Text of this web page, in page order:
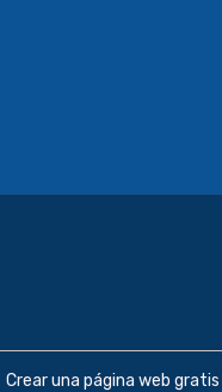
Crear una página web gratis